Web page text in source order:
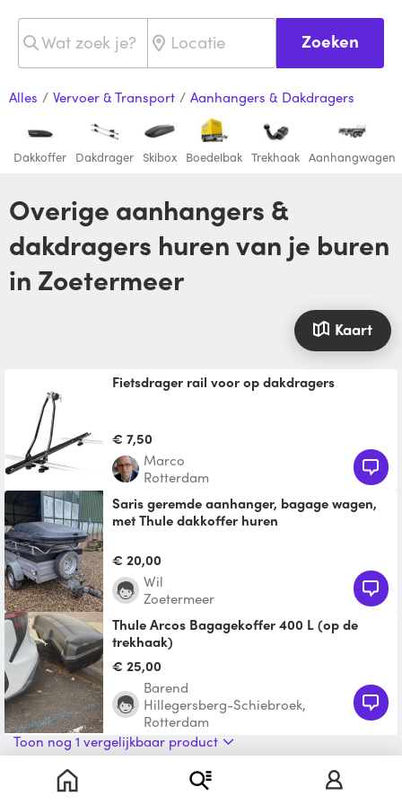
Zoeken
Alles / Vervoer & Transport / Aanhangers & Dakdragers
Dakkoffer Dakdrager Skibox Boedelbak Trekhaak Aanhangwagen
Overige aanhangers &
dakdragers huren van je buren
in Zoetermeer
Kaart
Fietsdrager rail voor op dakdragers
€ 7,50
Marco
Rotterdam
Saris geremde aanhanger, bagage wagen,
met Thule dakkoffer huren
aanhanger met Thule skibox Bent u op zoek
naar extra bagageru
€ 20,00
Wil
Zoetermeer
Thule Arcos Bagagekoffer 400 L (op de
trekhaak)
De Thule Arcos Bagagekoffer biedt
bagageruimte voor achterop uw auto, goed
toegankelijk. De Thule Ar
€ 25,00
Barend
Hillegersberg-Schiebroek,
Rotterdam
Toon nog 1 vergelijkbaar product
Bagage/spanden voor aanhanger
In combinatie met de aanhanger te huur